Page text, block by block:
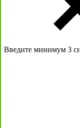
Введите минимум 3